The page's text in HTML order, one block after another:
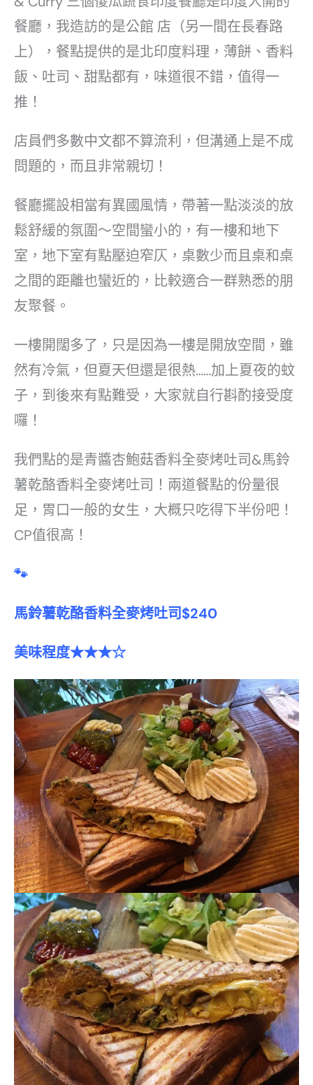
餐廳，我造訪的是公館 店（另一間在長春路
上），餐點提供的是北印度料理，薄餅、香料
飯、吐司、甜點都有，味道很不錯，值得一
推！
店員們多數中文都不算流利，但溝通上是不成
問題的，而且非常親切！
餐廳擺設相當有異國風情，帶著一點淡淡的放
鬆舒緩的氛圍～空間蠻小的，有一樓和地下
室，地下室有點壓迫窄仄，桌數少而且桌和桌
之間的距離也蠻近的，比較適合一群熟悉的朋
友聚餐。
一樓開闊多了，只是因為一樓是開放空間，雖
然有冷氣，但夏天但還是很熱……加上夏夜的蚊
子，到後來有點難受，大家就自行斟酌接受度
囉！
我們點的是青醬杏鮑菇香料全麥烤吐司&馬鈴
薯乾酪香料全麥烤吐司！兩道餐點的份量很
足，胃口一般的女生，大概只吃得下半份吧！
CP值很高！
🐾
馬鈴薯乾酪香料全麥烤吐司$240
美味程度★★★☆